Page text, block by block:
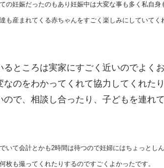
の妊娠だったのもあり妊娠中は大変な事も多く私自
も産まれてくる赤ちゃんをすごく楽しみにしていて
ところは実家にすごく近いのでよく
のをわかってくれて協力してくれた
で、相談し合ったり、子どもを連れ
いて会計とかも2時間は待つので妊婦にはちょっとし
も撮ってくれたりするのですごくよかったです。